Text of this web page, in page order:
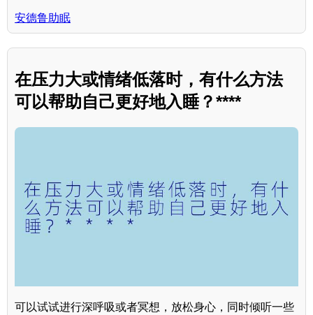
安德鲁助眠
在压力大或情绪低落时，有什么方法
可以帮助自己更好地入睡？****
可以试试进行深呼吸或者冥想，放松身心，同时倾听一些